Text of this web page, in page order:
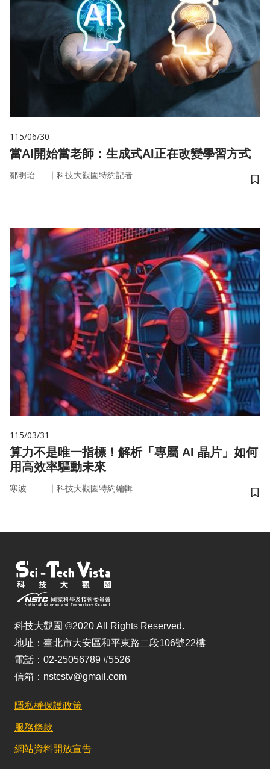
115/06/30
當AI開始當老師：生成式AI正在改變學習方式
鄒明珆 ｜ 科技大觀園特約記者
儲
115/03/31
算力不是唯一指標！解析「專屬 AI 晶片」如何
用高效率驅動未來
寒波 ｜ 科技大觀園特約編輯
儲
科技大觀園 ©2020 All Rights Reserved.
地址：臺北市大安區和平東路二段106號22樓
電話：02-25056789 #5526
信箱：nstcstv@gmail.com
隱私權保護政策
服務條款
網站資料開放宣告